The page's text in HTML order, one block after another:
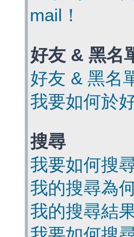
mail！
好友 & 黑名
好友 & 黑名
我要如何於
搜尋
我要如何搜
我的搜尋為
我的搜尋結